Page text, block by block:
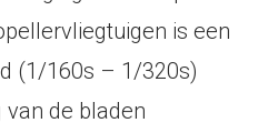
is een
(1/160s – 1/320s)
de bladen